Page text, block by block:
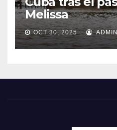
Melissa
OCT 30, 2025